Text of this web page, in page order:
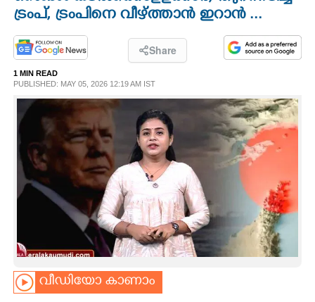
LIFESTYLE
SPIRITUAL
INFO+
ASTRO
ട്രംപ്, ട്രംപിനെ വീഴ്ത്താൻ ഇറാൻ ...
Share
1 MIN READ
PUBLISHED: MAY 05, 2026 12:19 AM IST
വീഡിയോ കാണാം